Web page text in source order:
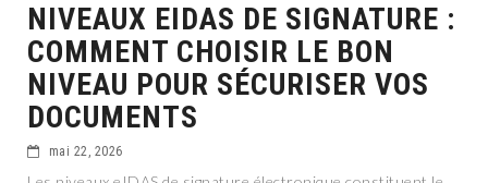
NIVEAUX EIDAS DE SIGNATURE :
COMMENT CHOISIR LE BON
NIVEAU POUR SÉCURISER VOS
DOCUMENTS
mai 22, 2026